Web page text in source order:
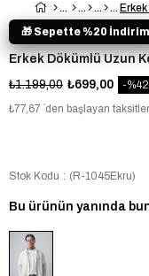
Erkek Dökümlü Uzun
₺1.199,00 ₺699,00
42
₺77,67 `den başlayan
🎁 Sepette %20 İndirim
Stok Kodu (R-1045Ekru)
Bu ürünün yanında